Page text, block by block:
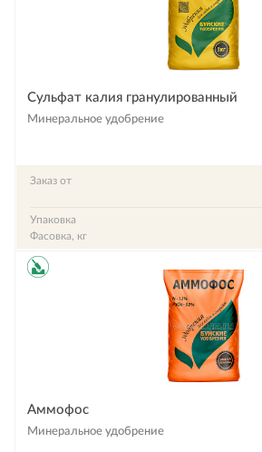
Сульфат калия гранулированный
Минеральное удобрение
Заказ от
Упаковка
Фасовка, кг
Аммофос
Минеральное удобрение